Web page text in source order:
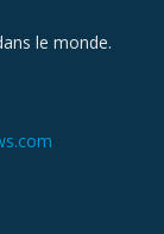
le monde.